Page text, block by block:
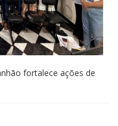
fortalece ações de